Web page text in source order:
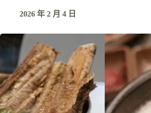
2026 年 2 月 4 日